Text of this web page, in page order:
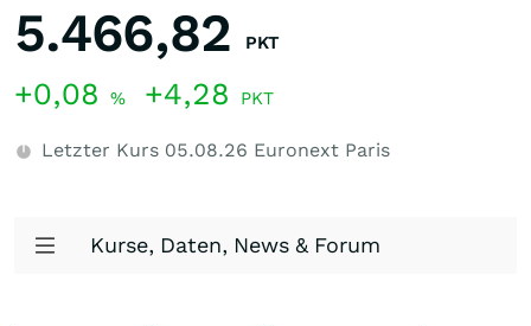
5.466,82 PKT
+0,08 % +4,28 PKT
Letzter Kurs 05.08.26 Euronext Paris
Kurse, Daten, News & Forum